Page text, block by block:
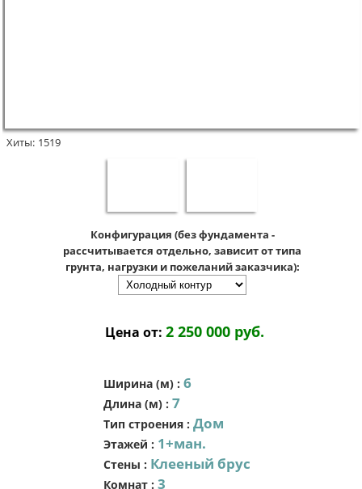
Хиты: 1519
Конфигурация (без фундамента -
рассчитывается отдельно, зависит от типа
грунта, нагрузки и пожеланий заказчика):
Цена от: 2 250 000 руб.
Ширина (м) : 6
Длина (м) : 7
Тип строения : Дом
Этажей : 1+ман.
Стены : Клееный брус
Комнат : 3